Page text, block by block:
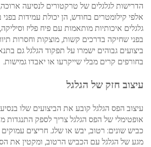
הדרישות לגלגלים של טרקטורים לנסיעה
אלפי קילומטרים בחודש, הן יכולת עמידות
גלגלים איכותיות מותאמות עם פיח פליז
בפני שחיקה בדרכים קשות, מוצקות וחסרות
ביצועים גבוהים ישמרו על תפקוד הגלגל גם
בחורפים קרים מבלי שייקרעו או יאבדו גמישות.
עיצוב חזק של הגלגל
עיצוב הפס הגלגל קובע את הביצועים שלו
אופטימלי של הפס הגלגל צריך לספק התנגדות
כביש שונים: רטוב, יבש או שלג. חריצים
מגע של הגלגל עם הכביש הרטוב, ומקטין את